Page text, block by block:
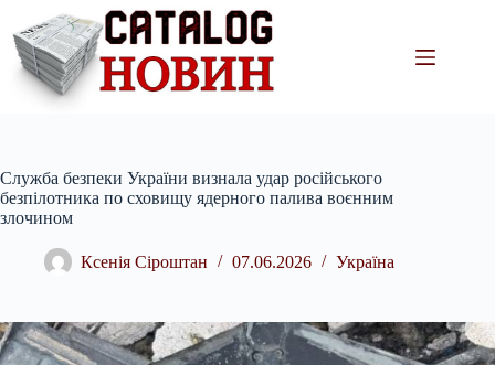
вмісту
Служба безпеки України визнала удар російського
безпілотника по сховищу ядерного палива воєнним
злочином
Ксенія Сіроштан 07.06.2026 Україна